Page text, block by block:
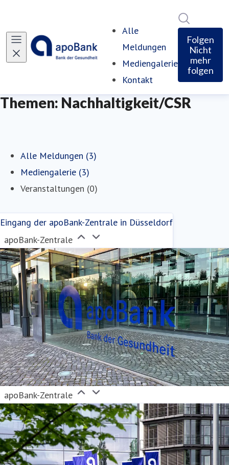
Alle
Meldungen
Mediengalerie
Kontakt
Folgen
Nicht
mehr
folgen
Themen: Nachhaltigkeit/CSR
Alle Meldungen (3)
Mediengalerie (3)
Veranstaltungen (0)
apoBank-Zentrale
apoBank-Zentrale